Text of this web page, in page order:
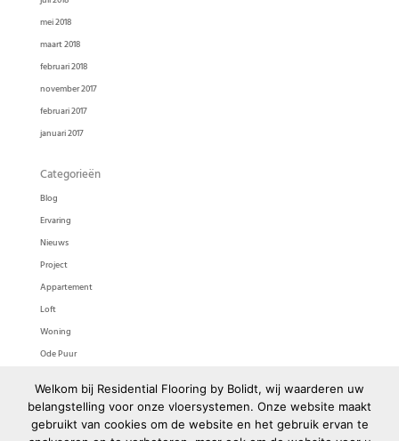
mei 2018
maart 2018
februari 2018
november 2017
februari 2017
januari 2017
Categorieën
Blog
Ervaring
Nieuws
Project
Appartement
Loft
Woning
Ode Puur
Bolidtop 525
Welkom bij Residential Flooring by Bolidt, wij waarderen uw
belangstelling voor onze vloersystemen. Onze website maakt
gebruikt van cookies om de website en het gebruik ervan te